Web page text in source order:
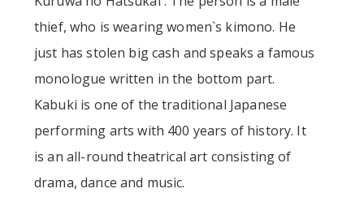
thief, who is wearing women`s kimono. He
just has stolen big cash and speaks a famous
monologue written in the bottom part.
Kabuki is one of the traditional Japanese
performing arts with 400 years of history. It
is an all-round theatrical art consisting of
drama, dance and music.